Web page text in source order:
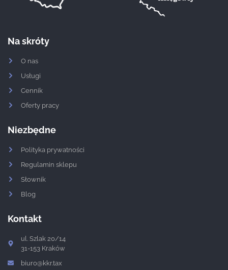
Na skróty
O nas
Usługi
Cennik
Oferty pracy
Niezbędne
Polityka prywatności
Regulamin sklepu
Słownik
Blog
Kontakt
ul. Szlak 20/14
31-153 Kraków
biuro@kkr.tax